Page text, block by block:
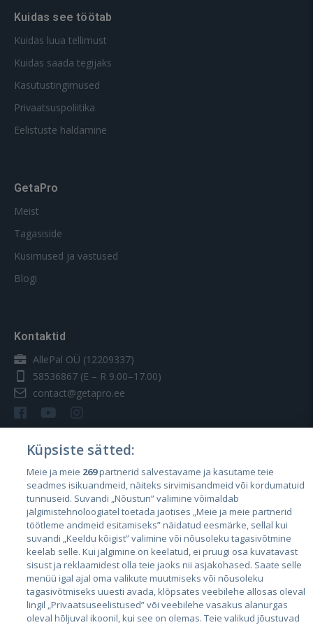
Kuidas see töötab
Kuidas luua tellimust
Kuidas saada tegijaks
Kasutustingimused
Privaatsuspoliitika
Eelistuste haldamine
GetaPro
Meist
Tagasiside
Küsimused ja vastused
Blogi
Kontaktid
AllePal OÜ (12209337)
58536867 (E – R 9.00–17.00)
contact@getapro.ee
Riigid
Eesti
Läti
Leedu
Küpsiste sätted:
Meie ja meie 269partnerid salvestavame ja kasutame teie
seadmes isikuandmeid, näiteks sirvimisandmeid või kordumatuid
tunnuseid. Suvandi „Nõustun” valimine võimaldab
jälgimistehnoloogiatel toetada jaotises „Meie ja meie partnerid
töötleme andmeid esitamiseks” näidatud eesmärke, sellal kui
suvandi „Keeldu kõigist” valimine või nõusoleku tagasivõtmine
keelab selle. Kui jälgimine on keelatud, ei pruugi osa kuvatavast
sisust ja reklaamidest olla teie jaoks nii asjakohased. Saate selle
menüü igal ajal oma valikute muutmiseks või nõusoleku
tagasivõtmiseks uuesti avada, klõpsates veebilehe allosas oleval
lingil „Privaatsuseelistused” või veebilehe vasakus alanurgas
oleval hõljuval ikoonil, kui see on olemas. Teie valikud jõustuvad